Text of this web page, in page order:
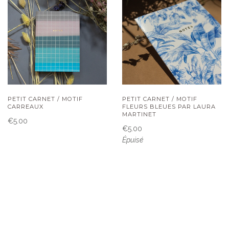
PETIT CARNET / MOTIF
CARREAUX
€5.00
PETIT CARNET / MOTIF
FLEURS BLEUES PAR LAURA
MARTINET
€5.00
Épuisé